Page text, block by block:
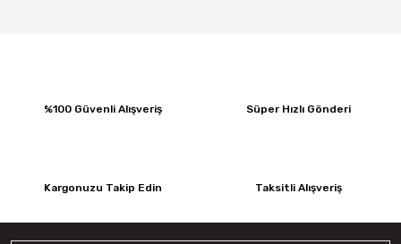
%100 Güvenli Alışveriş Süper Hızlı Gönderi
Kargonuzu Takip Edin Taksitli Alışveriş